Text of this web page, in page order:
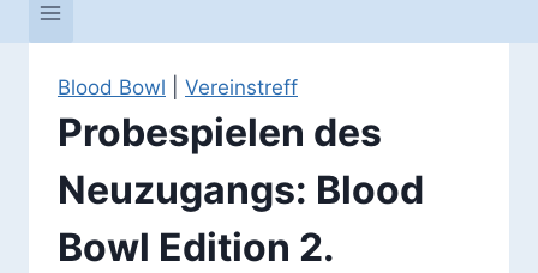
Blood Bowl Vereinstreff
Probespielen des
Neuzugangs: Blood
Bowl Edition 2.